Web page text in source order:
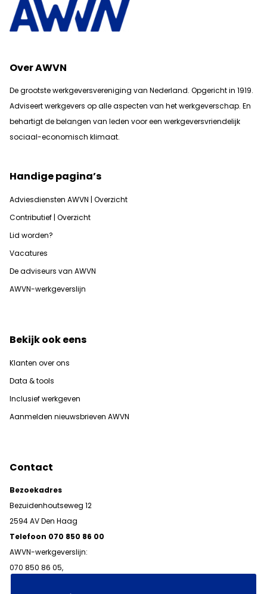
Over AWVN
De grootste werkgeversvereniging van Nederland. Opgericht in 1919.
Adviseert werkgevers op alle aspecten van het werkgeverschap. En
behartigt de belangen van leden voor een werkgeversvriendelijk
sociaal-economisch klimaat.
Handige pagina’s
Adviesdiensten AWVN | Overzicht
Contributief | Overzicht
Lid worden?
Vacatures
De adviseurs van AWVN
AWVN-werkgeverslijn
Bekijk ook eens
Klanten over ons
Data & tools
Inclusief werkgeven
Aanmelden nieuwsbrieven AWVN
Contact
Bezoekadres
Bezuidenhoutseweg 12
2594 AV Den Haag
Telefoon 070 850 86 00
AWVN-werkgeverslijn:
070 850 86 05,